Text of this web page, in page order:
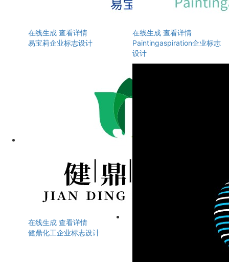
在线生成 查看详情
易宝莉企业标志设计
在线生成 查看详情
Paintingaspiration企业标志
设计
在线生成 查看详情
健鼎化工企业标志设计